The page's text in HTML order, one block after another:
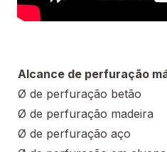
Alcance de perfuração
Ø de perfuração betão
Ø de perfuração madeira
Ø de perfuração aço